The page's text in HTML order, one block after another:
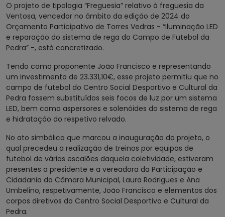
O projeto de tipologia “Freguesia” relativo à freguesia da
Ventosa, vencedor no âmbito da edição de 2024 do
Orçamento Participativo de Torres Vedras - “Iluminação LED
e reparação do sistema de rega do Campo de Futebol da
Pedra” -, está concretizado.
Tendo como proponente João Francisco e representando
um investimento de 23.331,10€, esse projeto permitiu que no
campo de futebol do Centro Social Desportivo e Cultural da
Pedra fossem substituídos seis focos de luz por um sistema
LED, bem como aspersores e solenóides do sistema de rega
e hidratação do respetivo relvado.
No ato simbólico que marcou a inauguração do projeto, o
qual precedeu a realização de treinos por equipas de
futebol de vários escalões daquela coletividade, estiveram
presentes a presidente e a vereadora da Participação e
Cidadania da Câmara Municipal, Laura Rodrigues e Ana
Umbelino, respetivamente, João Francisco e elementos dos
corpos diretivos do Centro Social Desportivo e Cultural da
Pedra.